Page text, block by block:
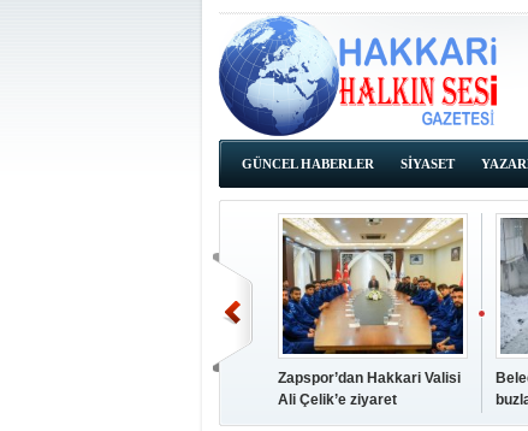
GÜNCEL HABERLER SİYASET
Zapspor’dan Hakkari Valisi
Ali Çelik’e ziyaret